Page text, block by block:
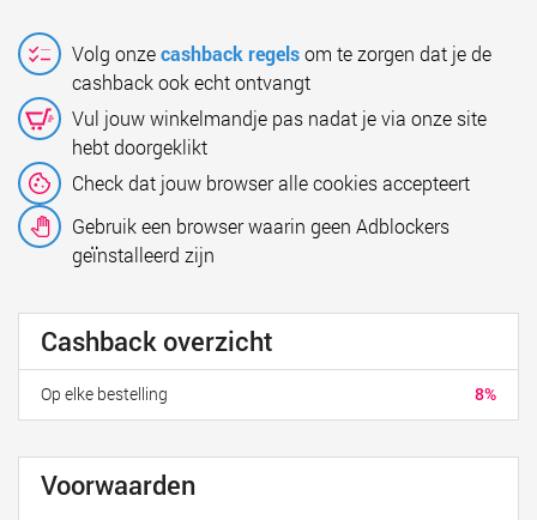
Volg onzecashback regelsom te zorgen dat je de
cashback ook echt ontvangt
Vul jouw winkelmandje pas nadat je via onze site
hebt doorgeklikt
Check dat jouw browser alle cookies accepteert
Gebruik een browser waarin geen Adblockers
geïnstalleerd zijn
Cashback overzicht
8%
Op elke bestelling
Voorwaarden